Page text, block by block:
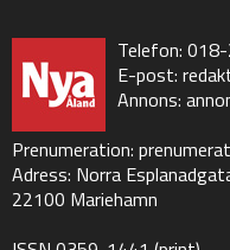
Telefon:
E-post:
Annons:
Prenumeration:
Adress: Norra
22100 Mariehamn